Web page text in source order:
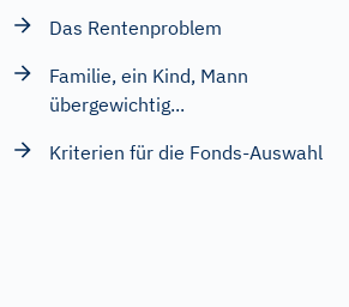
Das Rentenproblem
Familie, ein Kind, Mann
übergewichtig...
Kriterien für die Fonds-Auswahl